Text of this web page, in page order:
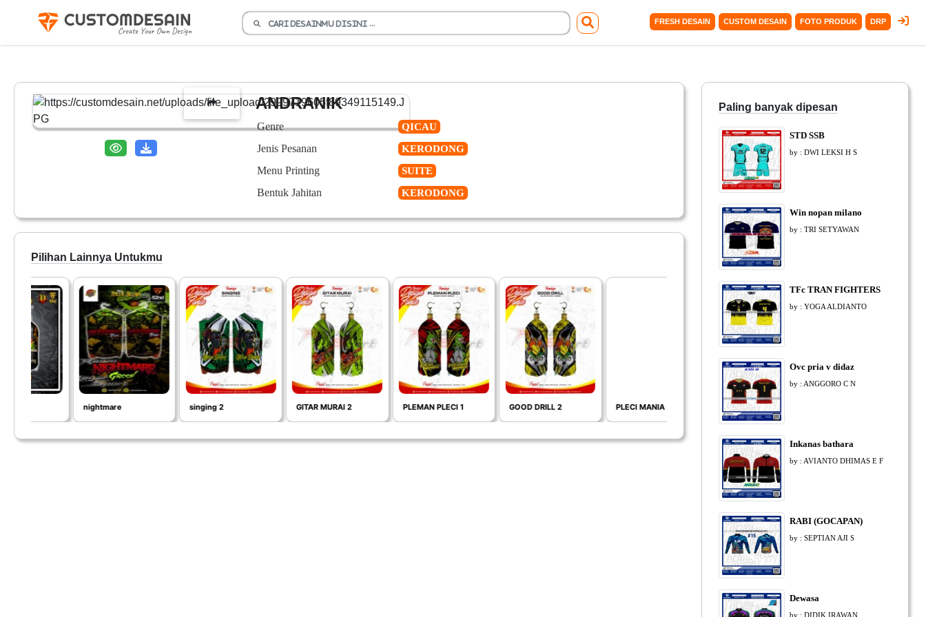
FRESH DESAIN CUSTOM DESAIN FOTO PRODUK DRP
ANDRANIK
Genre QICAU
Jenis Pesanan KERODONG
Menu Printing SUITE
Bentuk Jahitan KERODONG
Pilihan Lainnya Untukmu
nightmare GITAR MURAI 2 PLEMAN PLECI 1 GOOD DRILL 2 PLECI MANIA 3 FRAME OF BIRD 2
Paling banyak dipesan
STD SSB
by : DWI LEKSI H S
Win nopan milano
by : TRI SETYAWAN
TFc TRAN FIGHTERS
by : YOGA ALDIANTO
Ovc pria v didaz
by : ANGGORO C N
Inkanas bathara
by : AVIANTO DHIMAS E F
RABI (GOCAPAN)
by : SEPTIAN AJI S
Dewasa
by : DIDIK IRAWAN